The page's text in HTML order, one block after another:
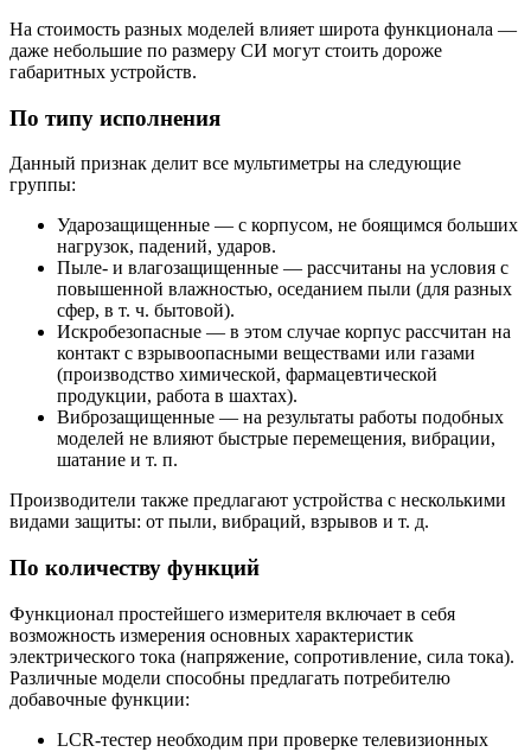
На стоимость разных моделей влияет широта функционала —
даже небольшие по размеру СИ могут стоить дороже
габаритных устройств.
По типу исполнения
Данный признак делит все мультиметры на следующие
группы:
Ударозащищенные — с корпусом, не боящимся больших
нагрузок, падений, ударов.
Пыле- и влагозащищенные — рассчитаны на условия с
повышенной влажностью, оседанием пыли (для разных
сфер, в т. ч. бытовой).
Искробезопасные — в этом случае корпус рассчитан на
контакт с взрывоопасными веществами или газами
(производство химической, фармацевтической
продукции, работа в шахтах).
Виброзащищенные — на результаты работы подобных
моделей не влияют быстрые перемещения, вибрации,
шатание и т. п.
Производители также предлагают устройства с несколькими
видами защиты: от пыли, вибраций, взрывов и т. д.
По количеству функций
Функционал простейшего измерителя включает в себя
возможность измерения основных характеристик
электрического тока (напряжение, сопротивление, сила тока).
Различные модели способны предлагать потребителю
добавочные функции:
LCR-тестер необходим при проверке телевизионных